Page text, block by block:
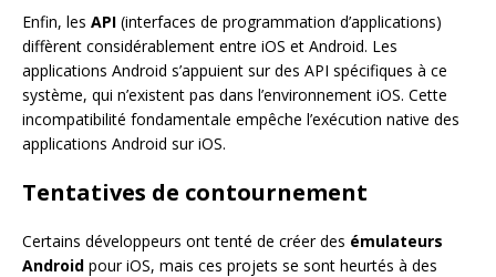
Enfin, les API (interfaces de programmation d’applications)
diffèrent considérablement entre iOS et Android. Les
applications Android s’appuient sur des API spécifiques à ce
système, qui n’existent pas dans l’environnement iOS. Cette
incompatibilité fondamentale empêche l’exécution native des
applications Android sur iOS.
Tentatives de contournement
Certains développeurs ont tenté de créer des émulateurs
Android pour iOS, mais ces projets se sont heurtés à des